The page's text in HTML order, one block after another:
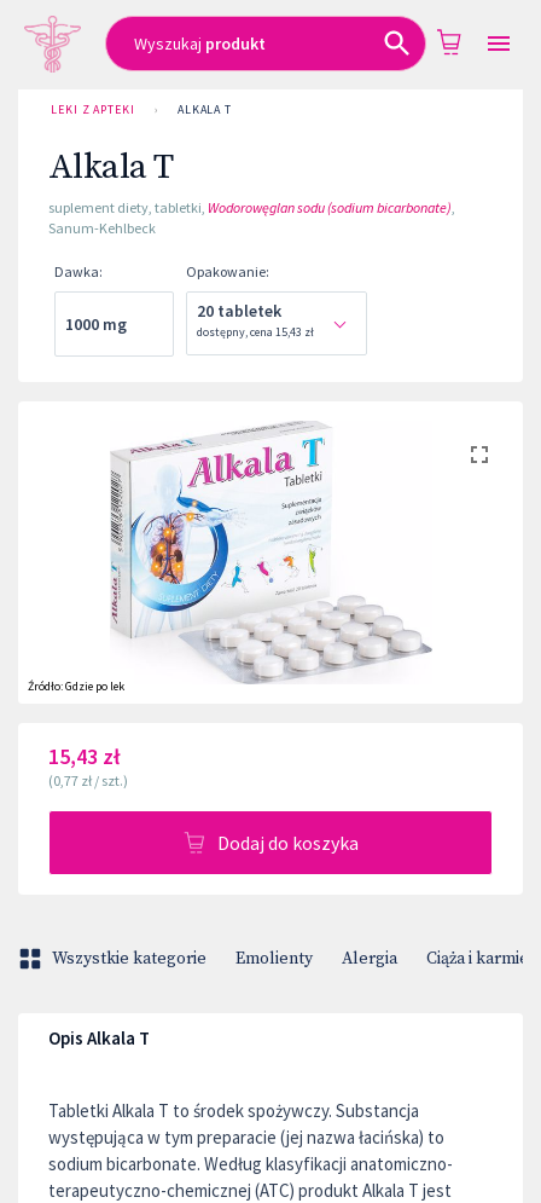
Wyszukaj produkt
LEKI Z APTEKI › ALKALA T
Alkala T
suplement diety, tabletki, Wodorowęglan sodu (sodium bicarbonate),
Sanum-Kehlbeck
Dawka:
1000 mg
Opakowanie:
20 tabletek
dostępny,cena 15,43 zł
Źródło:Gdzie po lek
15,43 zł
(0,77 zł / szt.)
Dodaj do koszyka
Wszystkie kategorie Emolienty Alergia Ciąża i
Opis Alkala T
Tabletki Alkala T to środek spożywczy. Substancja
występująca w tym preparacie (jej nazwa łacińska) to
sodium bicarbonate. Według klasyfikacji anatomiczno-
terapeutyczno-chemicznej (ATC) produkt Alkala T jest